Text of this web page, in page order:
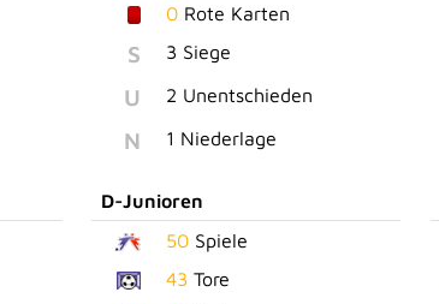
0 Rote Karten
S 3 Siege
U 2 Unentschieden
N 1 Niederlage
D-Junioren
50 Spiele
43 Tore